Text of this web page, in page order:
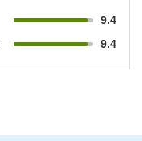
9.4
9.4